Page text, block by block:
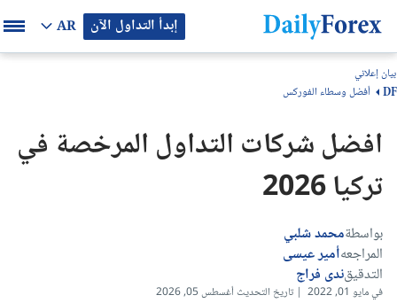
إبدأ التداول الآن AR
DF أفضل وسطاء الفوركس
بيان إعلاني
افضل شركات التداول المرخصة في
تركيا 2026
بواسطةمحمد شلبي
المراجعهأمير عيسى
التدقيقندى فراج
في مايو 01, 2022 | تاريخ التحديث أغسطس 05, 2026